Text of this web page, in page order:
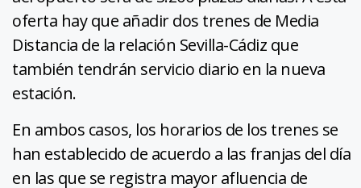
oferta hay que añadir dos trenes de Media
Distancia de la relación Sevilla-Cádiz que
también tendrán servicio diario en la nueva
estación.
En ambos casos, los horarios de los trenes se
han establecido de acuerdo a las franjas del día
en las que se registra mayor afluencia de